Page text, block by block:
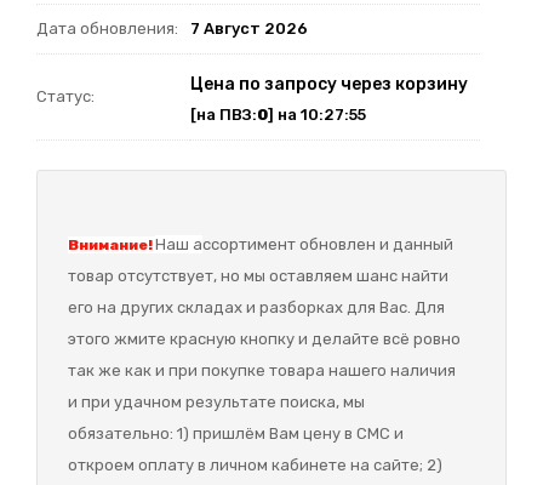
Дата обновления: 7 Август 2026
Статус:
Цена по запросу через корзину
[на ПВЗ:0] на 10:27:55
Внимание!Наш ассортимент обновлен и данный
товар отсутствует, но мы оставляем шанс найти
его на других складах и разборках для Вас. Для
этого жмите красную кнопку и делайте всё ровно
так же как и при покупке товара нашего наличия
и при удачном результате поиска, мы
обязательно: 1) пришлём Вам цену в СМС и
откроем оплату в личном кабинете на сайте; 2)